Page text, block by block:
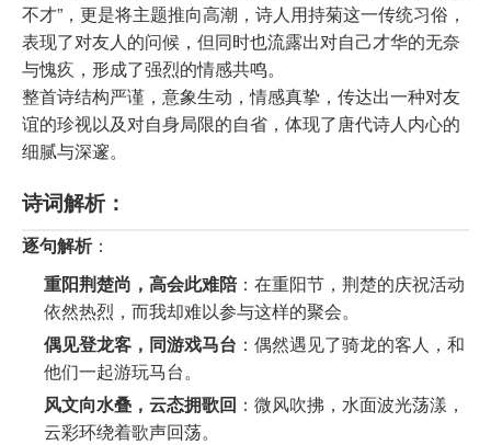
不才”，更是将主题推向高潮，诗人用持菊这一传统习俗，
表现了对友人的问候，但同时也流露出对自己才华的无奈
与愧疚，形成了强烈的情感共鸣。
整首诗结构严谨，意象生动，情感真挚，传达出一种对友
谊的珍视以及对自身局限的自省，体现了唐代诗人内心的
细腻与深邃。
诗词解析：
逐句解析：
重阳荆楚尚，高会此难陪：在重阳节，荆楚的庆祝活动
依然热烈，而我却难以参与这样的聚会。
偶见登龙客，同游戏马台 ：偶然遇见了骑龙的客人，和
他们一起游玩马台。
风文向水叠，云态拥歌回 ：微风吹拂，水面波光荡漾，
云彩环绕着歌声回荡。